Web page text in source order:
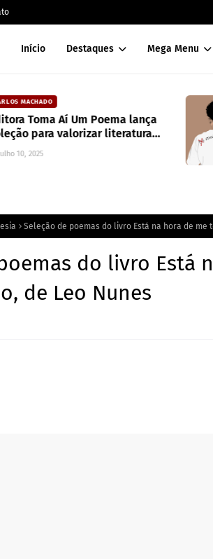
Início Destaques Mega Menu
Toma Aí Um Poema lança
para valorizar literatura
2025
Seleção de poemas do livro Está na hora de me
do livro Está
de Leo Nunes